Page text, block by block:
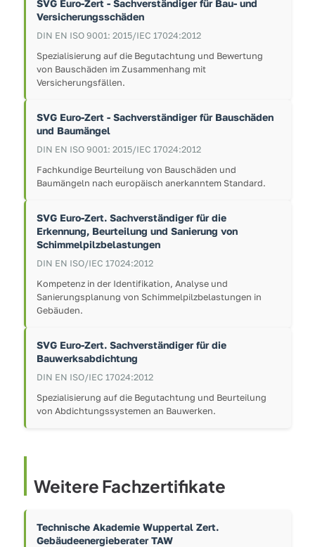
SVG Euro-Zert - Sachverständiger für Bau- und
Versicherungsschäden
DIN EN ISO 9001: 2015/IEC 17024:2012
Spezialisierung auf die Begutachtung und Bewertung
von Bauschäden im Zusammenhang mit
Versicherungsfällen.
SVG Euro-Zert - Sachverständiger für Bauschäden
und Baumängel
DIN EN ISO 9001: 2015/IEC 17024:2012
Fachkundige Beurteilung von Bauschäden und
Baumängeln nach europäisch anerkanntem Standard.
SVG Euro-Zert. Sachverständiger für die
Erkennung, Beurteilung und Sanierung von
Schimmelpilzbelastungen
DIN EN ISO/IEC 17024:2012
Kompetenz in der Identifikation, Analyse und
Sanierungsplanung von Schimmelpilzbelastungen in
Gebäuden.
SVG Euro-Zert. Sachverständiger für die
Bauwerksabdichtung
DIN EN ISO/IEC 17024:2012
Spezialisierung auf die Begutachtung und Beurteilung
von Abdichtungssystemen an Bauwerken.
Weitere Fachzertifikate
Technische Akademie Wuppertal Zert.
Gebäudeenergieberater TAW